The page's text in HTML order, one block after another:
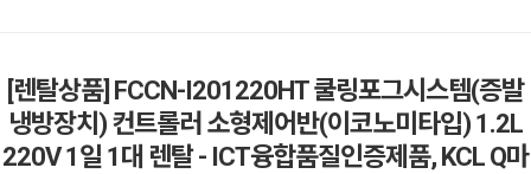
[렌탈상품] FCCN-I201220HT 쿨링포그시스템(증발
냉방장치) 컨트롤러 소형제어반(이코노미타입) 1.2L
220V 1일 1대 렌탈 - ICT융합품질인증제품, KCL Q마